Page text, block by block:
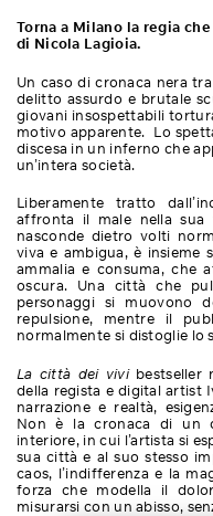
Torna a Milano la regia
di Nicola Lagioia.
Un caso di cronaca nera
delitto assurdo e brutale
giovani insospettabili
motivo apparente. Lo
discesa in un inferno che
un’intera società.
Liberamente tratto
affronta il male nella sua
nasconde dietro volti
viva e ambigua, è insieme
ammalia e consuma, che
oscura. Una città che
personaggi si muovono
repulsione, mentre il
normalmente si distoglie lo
La città dei vivi bestseller
della regista e digital artist
narrazione e realtà,
Non è la cronaca di un
interiore, in cui l’artista si
sua città e al suo stesso
caos, l’indifferenza e la
forza che modella il
misurarsi con un abisso,